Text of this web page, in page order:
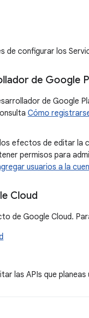
de configurar los
de Google
de Google
Cómo
efectos de editar la
permisos para
usuarios a la
Cloud
de Google Cloud.
las APIs que